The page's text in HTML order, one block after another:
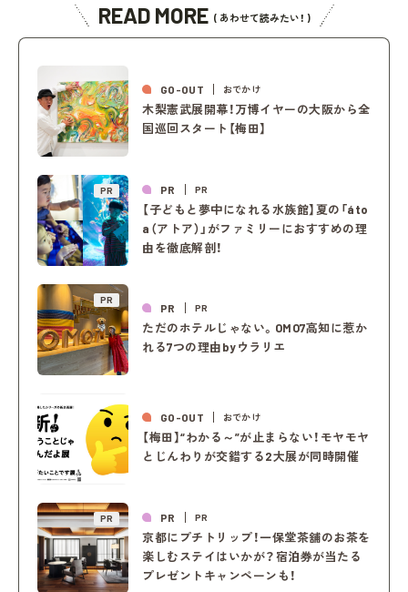
READ MORE ( あわせて読みたい！ )
GO-OUT おでかけ
木梨憲武展開幕！万博イヤーの大阪から全
国巡回スタート【梅田】
PR PR PR
【子どもと夢中になれる水族館】夏の「áto
a（アトア）」がファミリーにおすすめの理
由を徹底解剖！
PR
PR PR
ただのホテルじゃない。OMO7高知に惹か
れる7つの理由byウラリエ
GO-OUT おでかけ
【梅田】“わかる～”が止まらない！モヤモヤ
とじんわりが交錯する2大展が同時開催
PR PR PR
京都にプチトリップ！一保堂茶舖のお茶を
楽しむステイはいかが？宿泊券が当たる
プレゼントキャンペーンも！